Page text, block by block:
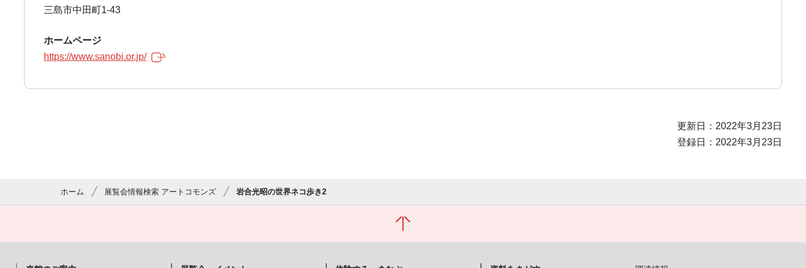
三島市中田町1-43
ホームページ
https://www.sanobi.or.jp/
更新日：2022年3月23日
登録日：2022年3月23日
ホーム 展覧会情報検索 アートコモンズ 岩合光昭の世界ネコ歩き2